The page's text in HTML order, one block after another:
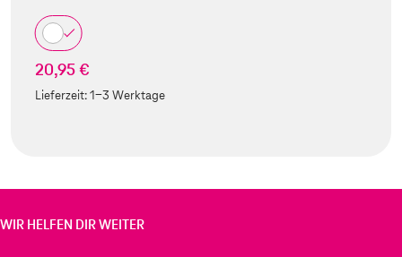
20,95 €
Lieferzeit:1-3 Werktage
WIR HELFEN DIR WEITER